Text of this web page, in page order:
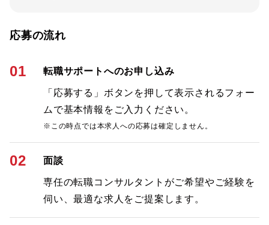
応募の流れ
01 転職サポートへのお申し込み
「応募する」ボタンを押して表示されるフォー
ムで基本情報をご入力ください。
※この時点では本求人への応募は確定しません。
02 面談
専任の転職コンサルタントがご希望やご経験を
伺い、最適な求人をご提案します。